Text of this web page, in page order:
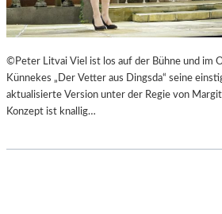
©Peter Litvai Viel ist los auf der Bühne und im
Künnekes „Der Vetter aus Dingsda“ seine
aktualisierte Version unter der Regie von
Konzept ist knallig…